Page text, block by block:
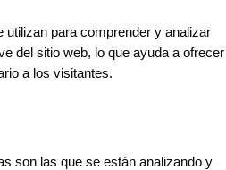
utilizan para comprender y analizar
del sitio web, lo que ayuda a ofrecer
a los visitantes.
son las que se están analizando y